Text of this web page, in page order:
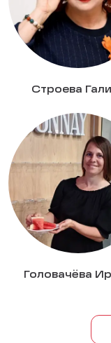
Строева
Головачёва